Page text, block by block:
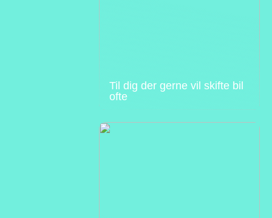
Til dig der gerne vil skifte bil
ofte